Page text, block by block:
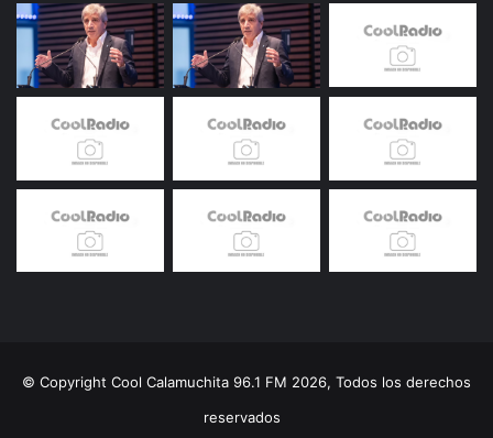
© Copyright Cool Calamuchita 96.1 FM 2026, Todos los derechos
reservados